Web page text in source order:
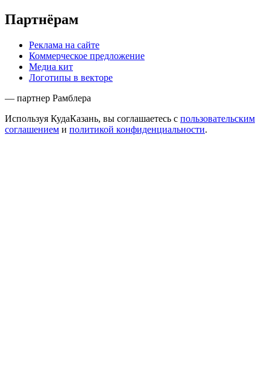
Партнёрам
Реклама на сайте
Коммерческое предложение
Медиа кит
Логотипы в векторе
— партнер Рамблера
Используя КудаКазань, вы соглашаетесь с пользовательским
соглашением и политикой конфиденциальности.